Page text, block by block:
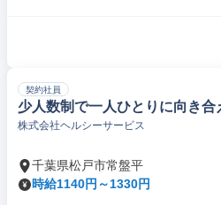
契約社員
少人数制で一人ひとりに向き
株式会社ヘルシーサービス
千葉県松戸市常盤平
時給1140円～1330円